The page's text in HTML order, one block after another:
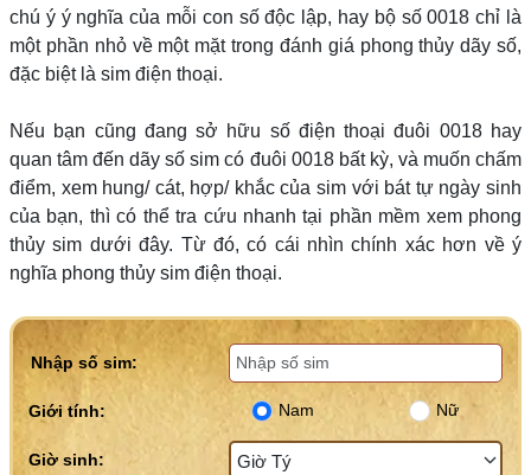
chú ý ý nghĩa của mỗi con số độc lập, hay bộ số 0018 chỉ là
một phần nhỏ về một mặt trong đánh giá phong thủy dãy số,
đặc biệt là sim điện thoại.
Nếu bạn cũng đang sở hữu số điện thoại đuôi 0018 hay
quan tâm đến dãy số sim có đuôi 0018 bất kỳ, và muốn chấm
điểm, xem hung/ cát, hợp/ khắc của sim với bát tự ngày sinh
của bạn, thì có thể tra cứu nhanh tại phần mềm xem phong
thủy sim dưới đây. Từ đó, có cái nhìn chính xác hơn về ý
nghĩa phong thủy sim điện thoại.
Nhập số sim:
Giới tính: Nam Nữ
Giờ sinh: